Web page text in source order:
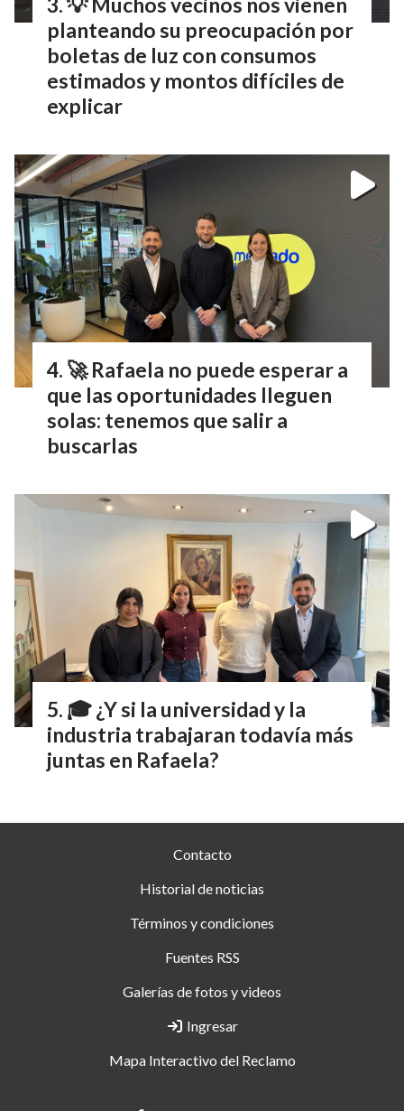
planteando su preocupación por
boletas de luz con consumos
estimados y montos difíciles de
explicar
🚀 Rafaela no puede esperar a
que las oportunidades lleguen
solas: tenemos que salir a
buscarlas
🎓 ¿Y si la universidad y la
industria trabajaran todavía más
juntas en Rafaela?
Contacto
Historial de noticias
Términos y condiciones
Fuentes RSS
Galerías de fotos y videos
Ingresar
Mapa Interactivo del Reclamo